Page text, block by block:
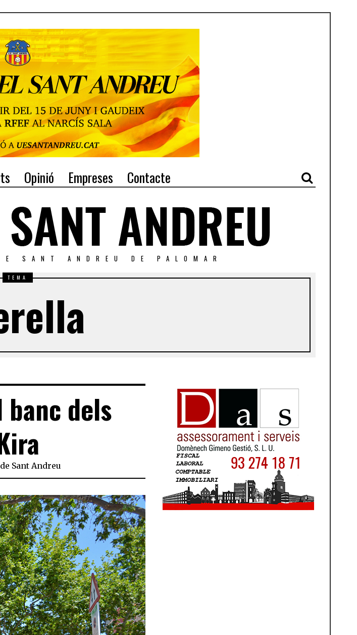
Opinió Empreses Contacte
SANT ANDREU DE PALOMAR
TEMA
banc dels
Sant Andreu